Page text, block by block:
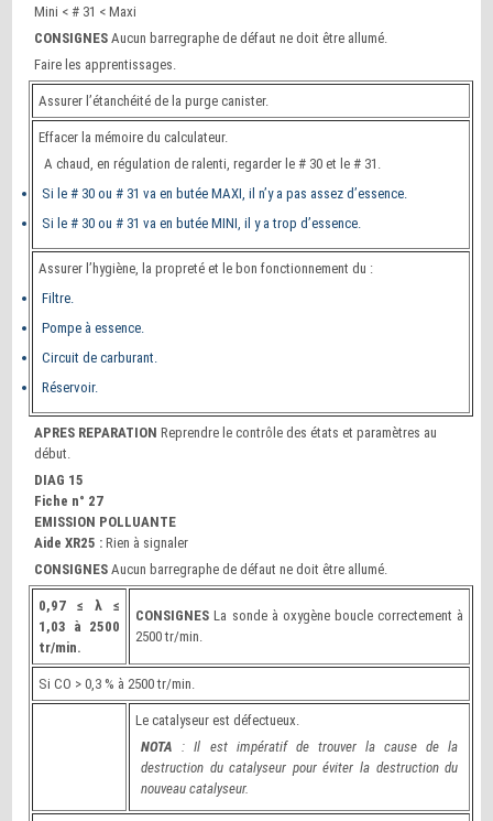
Mini < # 31 < Maxi
CONSIGNESAucun barregraphe de défaut ne doit être allumé.
Faire les apprentissages.
Assurer l’étanchéité de la purge canister.
Effacer la mémoire du calculateur.
A chaud, en régulation de ralenti, regarder le # 30 et le # 31.
Si le # 30 ou # 31 va en butée MAXI, il n’y a pas assez d’essence.
Si le # 30 ou # 31 va en butée MINI, il y a trop d’essence.
Assurer l’hygiène, la propreté et le bon fonctionnement du :
Filtre.
Pompe à essence.
Circuit de carburant.
Réservoir.
APRES REPARATIONReprendre le contrôle des états et paramètres au
début.
DIAG 15
Fiche n° 27
EMISSION POLLUANTE
Aide XR25 : Rien à signaler
CONSIGNES Aucun barregraphe de défaut ne doit être allumé.
0,97 ≤ λ ≤
1,03 à 2500
tr/min.
CONSIGNESLa sonde à oxygène boucle correctement à
2500 tr/min.
Si CO > 0,3 % à 2500 tr/min.
Le catalyseur est défectueux.
NOTA : Il est impératif de trouver la cause de la
destruction du catalyseur pour éviter la destruction du
nouveau catalyseur.